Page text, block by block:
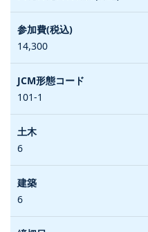
14,300
101-1
6
6